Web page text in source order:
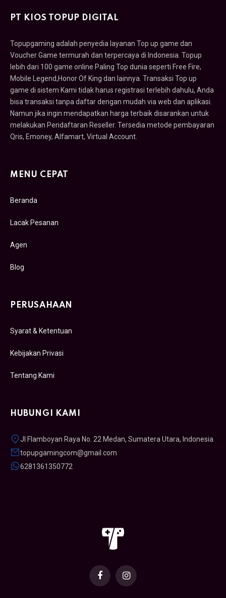
PT KIOS TOPUP DIGITAL
Topupgaming adalah penyedia layanan Top up game dan
Voucher Game termurah dan terpercaya di Indonesia. Topup
lebih dari 100 game online Paling Top dunia seperti Free Fire,
Mobile Legend,Honor Of King dan lainnya. Transaksi Top up
game di sistem Kami tidak harus registrasi terlebih dahulu, Anda
bisa transaksi tanpa daftar dengan mudah via web dan aplikasi.
Namun jika ingin mendapatkan harga terbaik disarankan untuk
melakukan Pendaftaran Reseller. Tersedia metode pembayaran
Qris, Emoney, Alfamart, Virtual Account.
MENU CEPAT
Beranda
Lacak Pesanan
Agen
Blog
PERUSAHAAN
Syarat & Ketentuan
Kebijakan Privasi
Tentang Kami
HUBUNGI KAMI
Jl Flamboyan Raya No. 22 Medan, Sumatera Utara, Indonesia
topupgamingcom@gmail.com
6281361350772
FacebookInstagram